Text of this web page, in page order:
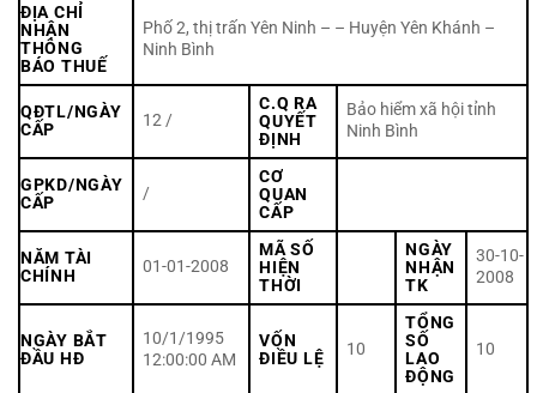
ĐỊA CHỈ
NHẬN
THÔNG
BÁO THUẾ
Phố 2, thị trấn Yên Ninh – – Huyện Yên Khánh –
Ninh Bình
QĐTL/NGÀY
CẤP
12 /
C.Q RA
QUYẾT
ĐỊNH
Bảo hiểm xã hội tỉnh
Ninh Bình
GPKD/NGÀY
CẤP
/
CƠ
QUAN
CẤP
NĂM TÀI
CHÍNH
01-01-2008
MÃ SỐ
HIỆN
THỜI
NGÀY
NHẬN
TK
30-10-
2008
NGÀY BẮT
ĐẦU HĐ
10/1/1995
12:00:00 AM
VỐN
ĐIỀU LỆ
10
TỔNG
SỐ
LAO
ĐỘNG
10